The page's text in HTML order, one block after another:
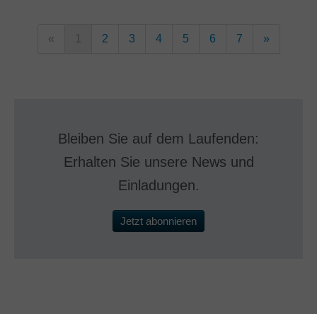
« 1 2 3 4 5 6 7 »
Bleiben Sie auf dem Laufenden:
Erhalten Sie unsere News und
Einladungen.
Jetzt abonnieren